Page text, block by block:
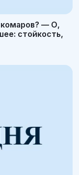
— О,
стойкость,